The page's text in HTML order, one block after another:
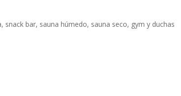
bar, sauna húmedo, sauna seco, gym y duchas